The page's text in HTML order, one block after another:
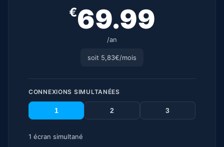
€69.99
/an
soit 5,83€/mois
CONNEXIONS SIMULTANÉES
1 2 3
1 écran simultané